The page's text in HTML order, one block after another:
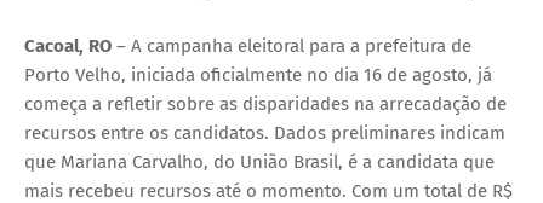
Cacoal, RO – A campanha eleitoral para a prefeitura de
Porto Velho, iniciada oficialmente no dia 16 de agosto, já
começa a refletir sobre as disparidades na arrecadação de
recursos entre os candidatos. Dados preliminares indicam
que Mariana Carvalho, do União Brasil, é a candidata que
mais recebeu recursos até o momento. Com um total de R$